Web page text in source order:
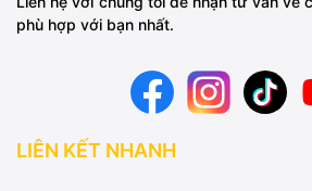
phù hợp với bạn nhất.
LIÊN KẾT NHANH